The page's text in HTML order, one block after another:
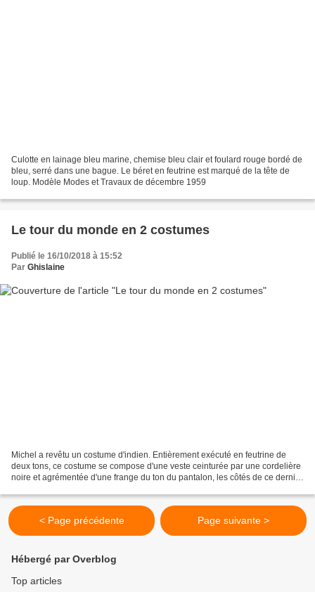
Culotte en lainage bleu marine, chemise bleu clair et foulard rouge bordé de
bleu, serré dans une bague. Le béret en feutrine est marqué de la tête de
loup. Modèle Modes et Travaux de décembre 1959
Le tour du monde en 2 costumes
Publié le 16/10/2018 à 15:52
Par Ghislaine
Michel a revêtu un costume d'indien. Entièrement exécuté en feutrine de
deux tons, ce costume se compose d'une veste ceinturée par une cordelière
noire et agrémentée d'une frange du ton du pantalon, les côtés de ce dernier
< Page précédente Page suivante >
Hébergé par Overblog
Top articles